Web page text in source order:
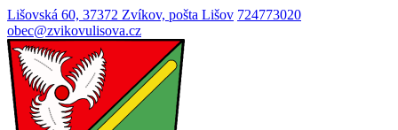
Lišovská 60, 37372 Zvíkov, pošta Lišov 724773020
obec@zvikovulisova.cz